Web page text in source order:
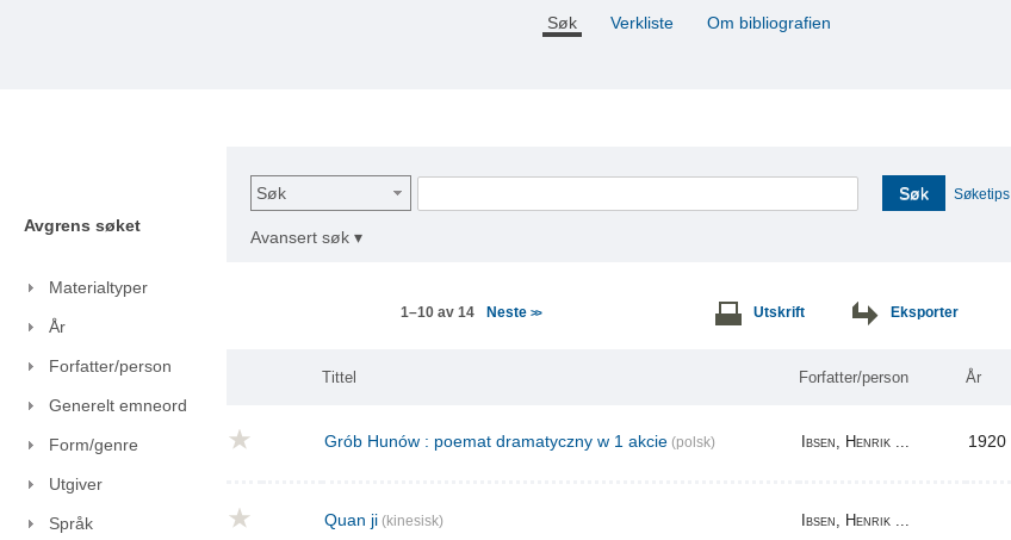
Søk Verkliste Om bibliografien
Avgrens søket
Materialtyper
År
Forfatter/person
Generelt emneord
Form/genre
Utgiver
Språk
Søk Søk Søketips
Avansert søk ▾
1–10 av 14 Neste>> Utskrift Eksporter
Tittel Forfatter/person År
Grób Hunów : poemat dramatyczny w 1 akcie (polsk) Ibsen, Henrik ... 1920
Quan ji (kinesisk) Ibsen, Henrik ...